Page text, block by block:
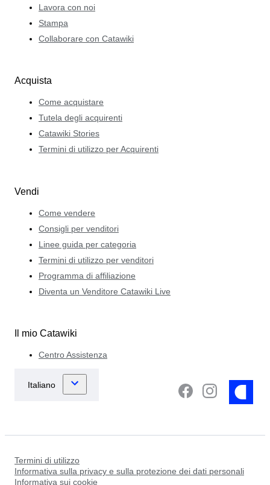
Lavora con noi
Stampa
Collaborare con Catawiki
Acquista
Come acquistare
Tutela degli acquirenti
Catawiki Stories
Termini di utilizzo per Acquirenti
Vendi
Come vendere
Consigli per venditori
Linee guida per categoria
Termini di utilizzo per venditori
Programma di affiliazione
Diventa un Venditore Catawiki Live
Il mio Catawiki
Centro Assistenza
Termini di utilizzo
Informativa sulla privacy e sulla protezione dei dati personali
Informativa sui cookie